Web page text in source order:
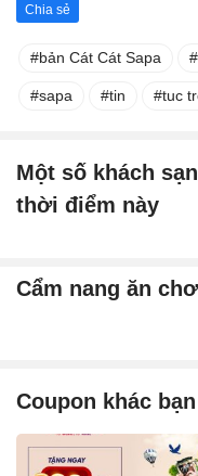
Chia sẻ
bản Cát Cát Sapa
sapa tin tuc
Một số khách
thời điểm này
Cẩm nang ăn
Coupon khác